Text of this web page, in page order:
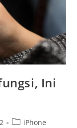
Ini
iPhone